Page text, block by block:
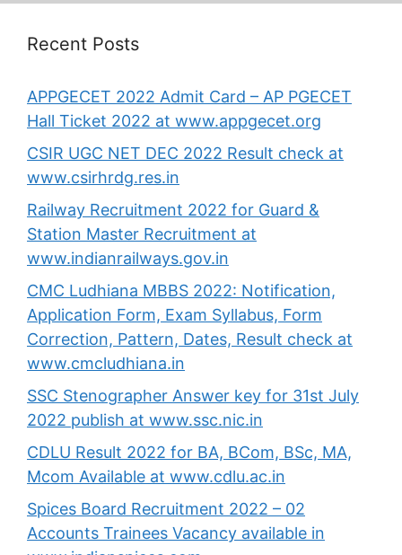
Recent Posts
APPGECET 2022 Admit Card – AP PGECET
Hall Ticket 2022 at www.appgecet.org
CSIR UGC NET DEC 2022 Result check at
www.csirhrdg.res.in
Railway Recruitment 2022 for Guard &
Station Master Recruitment at
www.indianrailways.gov.in
CMC Ludhiana MBBS 2022: Notification,
Application Form, Exam Syllabus, Form
Correction, Pattern, Dates, Result check at
www.cmcludhiana.in
SSC Stenographer Answer key for 31st July
2022 publish at www.ssc.nic.in
CDLU Result 2022 for BA, BCom, BSc, MA,
Mcom Available at www.cdlu.ac.in
Spices Board Recruitment 2022 – 02
Accounts Trainees Vacancy available in